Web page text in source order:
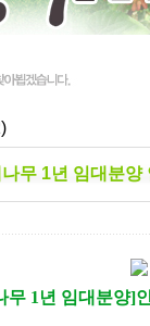
무 1년 임대분양
무 1 년 임대분양]